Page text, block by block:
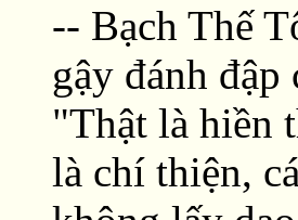
-- Bạch Thế
gậy đánh
"Thật là hiền
là chí thiện,